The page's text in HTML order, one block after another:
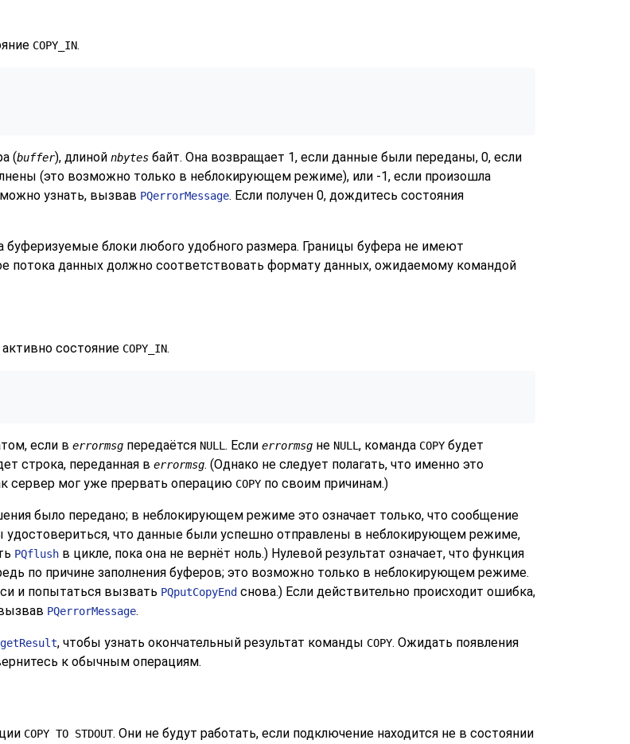
COPY_IN.
(buffer), длиной nbytes байт. Она возвращает 1, если данные были переданы, 0, если
(это возможно только в неблокирующем режиме), или -1, если произошла
узнать, вызвав PQerrorMessage. Если получен 0, дождитесь состояния
буферизуемые блоки любого удобного размера. Границы буфера не имеют
потока данных должно соответствовать формату данных, ожидаемому командой
состояние COPY_IN.
если в errormsg передаётся NULL . Если errormsg не NULL , команда COPY будет
строка, переданная в errormsg. (Однако не следует полагать, что именно это
сервер мог уже прервать операцию COPY по своим причинам.)
было передано; в неблокирующем режиме это означает только, что сообщение
удостовериться, что данные были успешно отправлены в неблокирующем режиме,
PQflush в цикле, пока она не вернёт ноль.) Нулевой результат означает, что функция
по причине заполнения буферов; это возможно только в неблокирующем режиме.
и попытаться вызвать PQputCopyEnd снова.) Если действительно происходит ошибка,
PQerrorMessage.
, чтобы узнать окончательный результат команды COPY. Ожидать появления
к обычным операциям.
COPY TO STDOUT. Они не будут работать, если подключение находится не в состоянии